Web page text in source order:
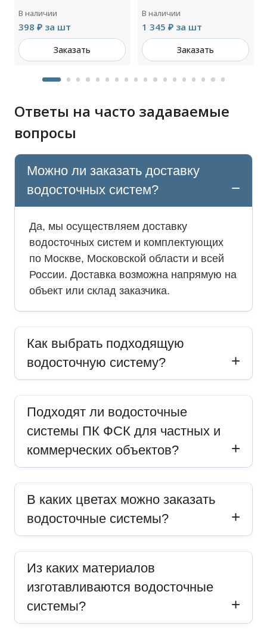
В наличии
398 ₽ за шт
Заказать
В наличии
1 345 ₽ за шт
Заказать
Ответы на часто задаваемые
вопросы
Можно ли заказать доставку
водосточных систем?
Да, мы осуществляем доставку
водосточных систем и комплектующих
по Москве, Московской области и всей
России. Доставка возможна напрямую на
объект или склад заказчика.
Как выбрать подходящую
водосточную систему?
Подходят ли водосточные
системы ПК ФСК для частных и
коммерческих объектов?
В каких цветах можно заказать
водосточные системы?
Из каких материалов
изготавливаются водосточные
системы?